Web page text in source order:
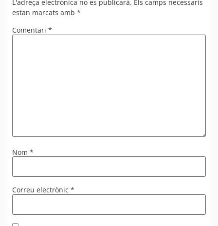
L'adreça electrònica no es publicarà. Els camps necessaris
estan marcats amb *
Comentari *
Nom *
Correu electrònic *